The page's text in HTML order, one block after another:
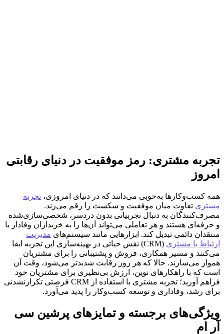
تجربه مشتری: رمز موفقیت در دنیای رقابتی
امروز
همه کسب‌وکارها به‌خوبی می‌دانند که در دنیای امروزی، تجربه
مشتری تفاوت میان موفقیت و شکست را رقم می‌زند.
مصرف‌کنندگان به دنبال تجربیاتی بدون دردسر، شخصی‌سازی‌شده
و حرفه‌ای هستند و هر تعاملی می‌تواند آن‌ها را به خریداران وفادار یا
منتقدان دائمی تبدیل کند. ابزارهایی مانند سیستم‌های مدیریت
ارتباط با مشتری
(CRM) نقش حیاتی در بهینه‌سازی این تجربه ایفا
می‌کنند و مسیر همکاری، فروش و پشتیبانی را برای مشتریان
هموار می‌سازند. حالا که هر روز رقابت شدیدتر می‌شود، وقت آن
است که با راهکارهای نوین، ارزش بی‌نظیری برای مشتریان خود
فراهم آورید؛ تجربه مشتری با استفاده از CRM فرصتی تکرارنشدنی
برای رشد، وفاداری و توسعه کسب‌وکار را پدید می‌آورد.
ویژگی‌های برجسته و تمایزهای پرشین سی
آر ام